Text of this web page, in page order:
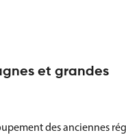
et grandes
des anciennes